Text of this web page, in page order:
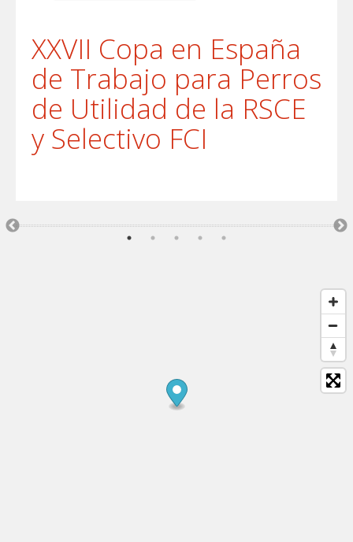
XXVII Copa en España
de Trabajo para Perros
de Utilidad de la RSCE
y Selectivo FCI